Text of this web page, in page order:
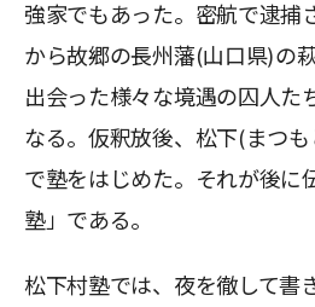
強家でもあった。密航で逮捕
から故郷の長州藩(山口県)の
出会った様々な境遇の囚人た
なる。仮釈放後、松下(まつ
で塾をはじめた。それが後に
塾」である。
松下村塾では、夜を徹して書